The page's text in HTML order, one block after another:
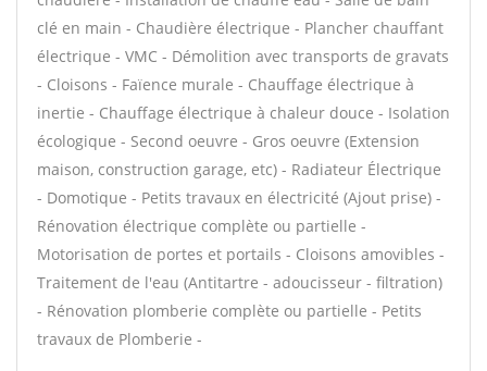
clé en main - Chaudière électrique - Plancher chauffant
électrique - VMC - Démolition avec transports de gravats
- Cloisons - Faïence murale - Chauffage électrique à
inertie - Chauffage électrique à chaleur douce - Isolation
écologique - Second oeuvre - Gros oeuvre (Extension
maison, construction garage, etc) - Radiateur Électrique
- Domotique - Petits travaux en électricité (Ajout prise) -
Rénovation électrique complète ou partielle -
Motorisation de portes et portails - Cloisons amovibles -
Traitement de l'eau (Antitartre - adoucisseur - filtration)
- Rénovation plomberie complète ou partielle - Petits
travaux de Plomberie -